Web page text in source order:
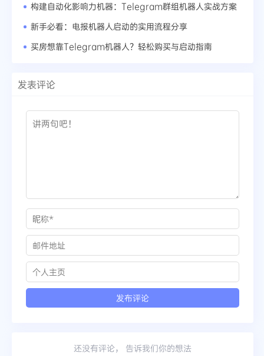
构建自动化影响力机器：Telegram群组机器人实战方案
新手必看：电报机器人启动的实用流程分享
买房想靠Telegram机器人？轻松购买与启动指南
发表评论
还没有评论， 告诉我们你的想法